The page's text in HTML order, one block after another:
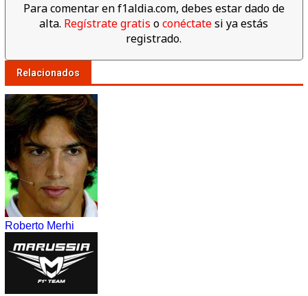
Para comentar en f1aldia.com, debes estar dado de
alta. Regístrate gratis oconéctatesi ya estás
registrado.
Relacionados
Roberto Merhi